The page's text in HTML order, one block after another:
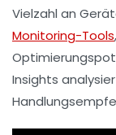
Vielzahl an
Monitoring-Tools
Insights